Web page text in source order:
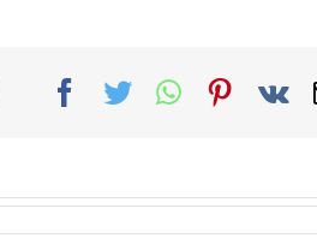
Facebook
TwitterWhatsApp